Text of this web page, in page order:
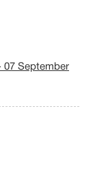
07 September